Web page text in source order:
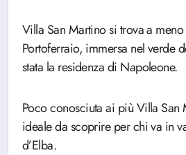
Villa San Martino si trova a
Portoferraio, immersa nel verde
stata la residenza di Napoleone.
Poco conosciuta ai più Villa
ideale da scoprire per chi va in
d’Elba.